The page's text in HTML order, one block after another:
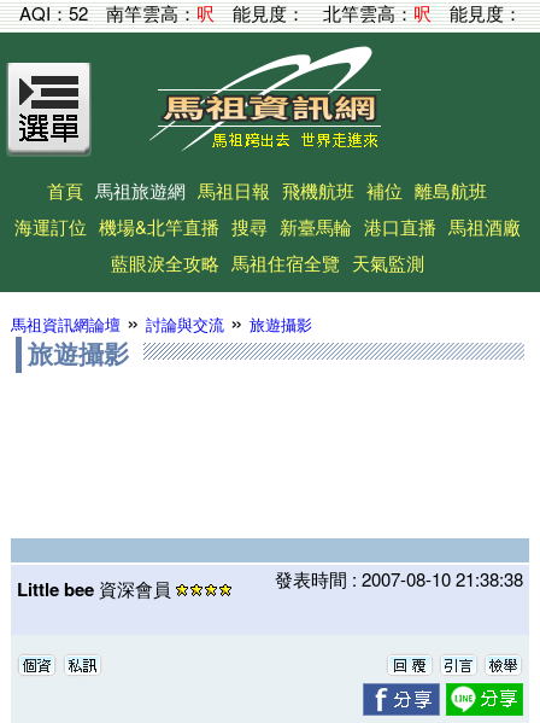
AQI：52 南竿雲高：呎能見度：北竿雲高：呎能見度：
首頁 馬祖旅遊網 馬祖日報 飛機航班 補位 離島航班
海運訂位 機場&北竿直播 搜尋 新臺馬輪 港口直播 馬祖酒廠
藍眼淚全攻略 馬祖住宿全覽 天氣監測
馬祖資訊網論壇» 討論與交流» 旅遊攝影
旅遊攝影
Little bee 資深會員 發表時間 : 2007-08-10 21:38:38